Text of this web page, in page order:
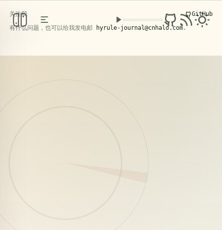
PERSONAL KNOWLEDGE BASE
/ FIELD NOTES
关注我
GitHub
有什么问题，也可以给我发电邮
hyrule-journal@cnhalo.com.